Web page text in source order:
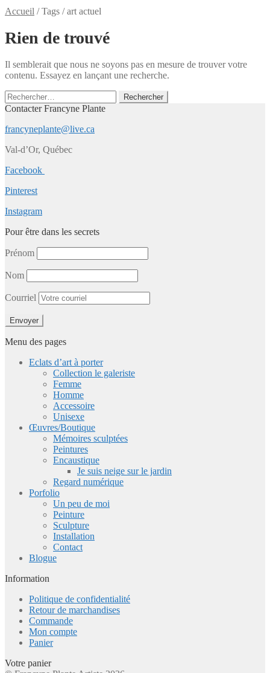
Accueil /Tags /art actuel
Rien de trouvé
Il semblerait que nous ne soyons pas en mesure de trouver votre
contenu. Essayez en lançant une recherche.
Rechercher :
Contacter Francyne Plante
francyneplante@live.ca
Val-d’Or, Québec
Facebook
Pinterest
Instagram
Pour être dans les secrets
Prénom
Nom
Courriel
Menu des pages
Eclats d’art à porter
Collection le galeriste
Femme
Homme
Accessoire
Unisexe
Œuvres/Boutique
Mémoires sculptées
Peintures
Encaustique
Je suis neige sur le jardin
Regard numérique
Porfolio
Un peu de moi
Peinture
Sculpture
Installation
Contact
Blogue
Information
Politique de confidentialité
Retour de marchandises
Commande
Mon compte
Panier
Votre panier